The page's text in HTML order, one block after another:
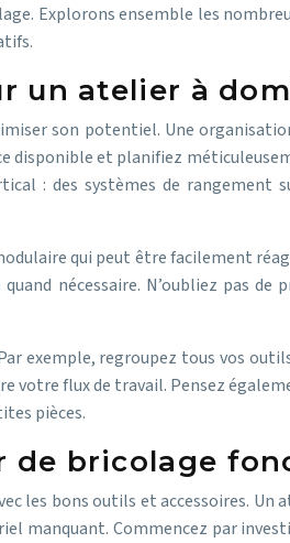
Explorons ensemble les
un atelier à
son potentiel. Une
disponible et planifiez
: des systèmes de rangement
qui peut être facilement
nécessaire. N’oubliez pas
exemple, regroupez tous vos
votre flux de travail. Pensez
pièces.
de bricolage
les bons outils et accessoires. Un
manquant. Commencez par